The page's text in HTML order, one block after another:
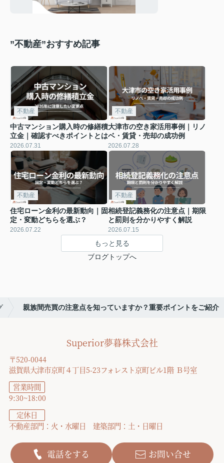
”不動産”おすすめ記事
不動産
中古マンション購入時の修繕積
立金｜確認すべきポイントとは
2026.07.31
不動産
大津市の空き家活用事例｜リノ
ベ・賃貸・売却の成功例
2026.07.28
不動産
住宅ローン金利の最新動向｜固
定・変動どちらを選ぶ？
2026.07.22
不動産
相続登記義務化の注意点｜期限
と罰則を分かりやすく解説
2026.07.15
もっと見る
ブログトップへ
親族間売買の注意点を知っていますか？重要ポイントをご紹介
Superior夢暮株式会社
〒520-0044
滋賀県大津市京町４丁目5-23フォレスト京町ビル1階 Ｂ号室
営業時間
9:30~18:00
定休日
不動産部門：火・水曜日 建築部門：土・日曜日
電話をする お問い合せ